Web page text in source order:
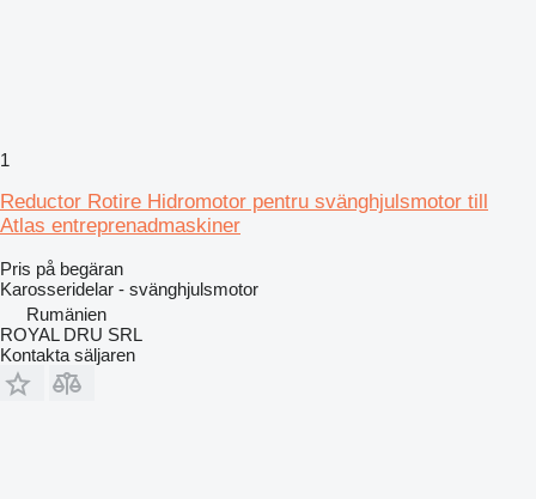
1
Reductor Rotire Hidromotor pentru svänghjulsmotor till
Atlas entreprenadmaskiner
Pris på begäran
Karosseridelar - svänghjulsmotor
Rumänien
ROYAL DRU SRL
Kontakta säljaren